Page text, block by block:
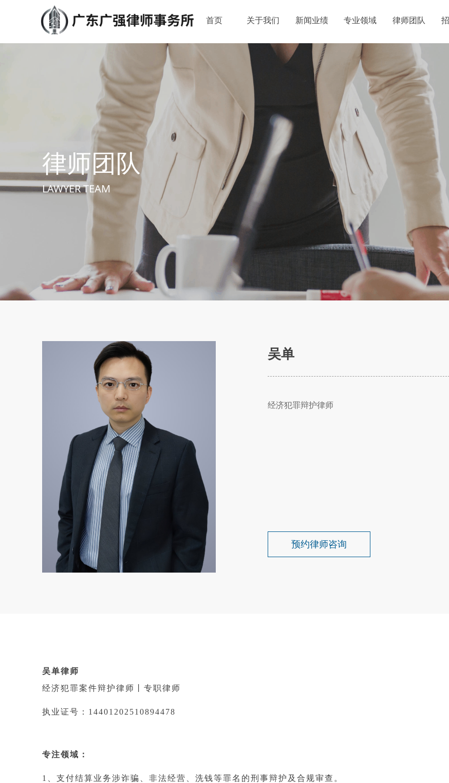
首页 关于我们 新闻业绩 专业领域 律师团队
吴单
经济犯罪辩护律师
预约律师咨询
吴单律师
经济犯罪案件辩护律师丨专职律师
执业证号： 14401202510894478
专注领域：
1、支付结算业务涉诈骗、非法经营、洗钱等罪名的刑事辩护及合规审查。
律师团队
LAWYER TEAM